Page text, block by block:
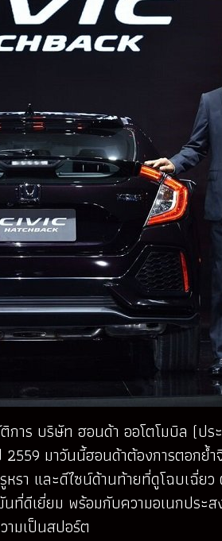
าร บริษัท ฮอนด้า ออโตโมบิล (ป
มาวันนี้ฮอนด้าต้องการตอก
และดีไซน์ด้านท้ายที่ดูโฉบเฉี่ยว
ที่ดีเยี่ยม พร้อมกับความอเนกปร
มเป็นสปอร์ต